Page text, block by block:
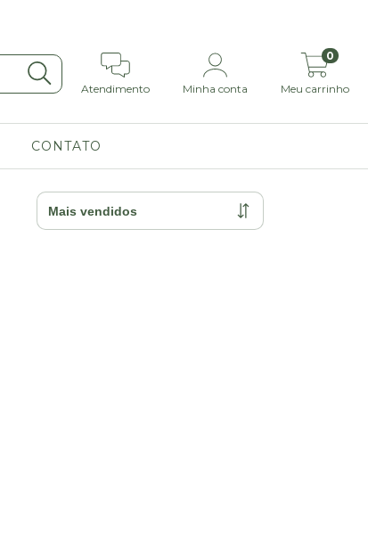
Atendimento Minha conta Meu carrinho
0
CONTATO